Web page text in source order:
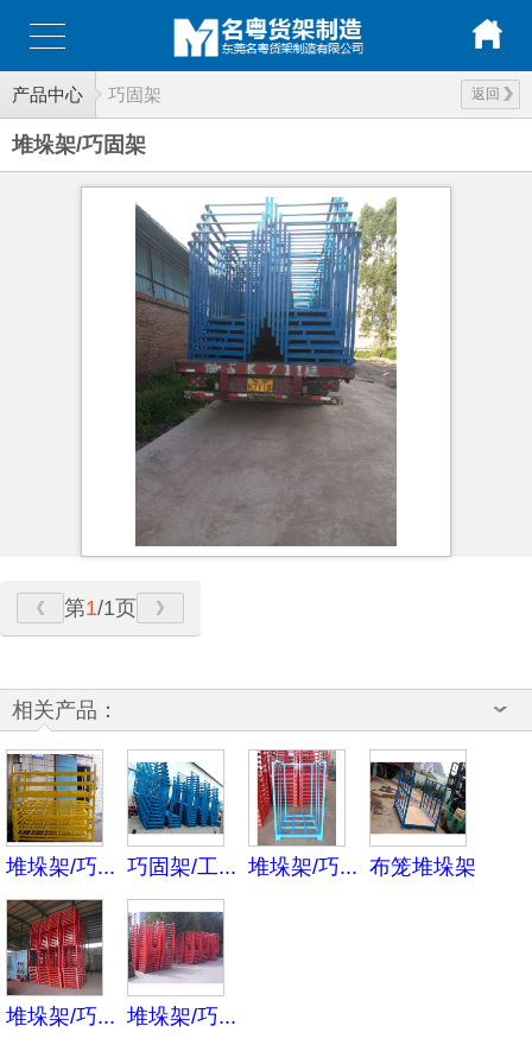
产品中心 返回
巧固架
堆垛架/巧固架
第1/1页
相关产品：
堆垛架/巧... 巧固架/工... 堆垛架/巧... 布笼堆垛架
堆垛架/巧... 堆垛架/巧...